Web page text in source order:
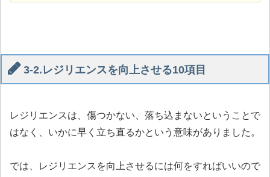
3-2.レジリエンスを向上させる10項目
レジリエンスは、傷つかない、落ち込まないということで
はなく、いかに早く立ち直るかという意味がありました。
では、レジリエンスを向上させるには何をすればいいので